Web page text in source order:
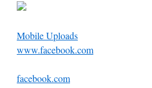
Mobile Uploads
www.facebook.com
facebook.com